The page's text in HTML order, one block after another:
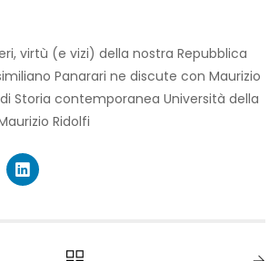
virtù (e vizi) della nostra Repubblica
Panarari ne discute con Maurizio
Storia contemporanea Università della
Ridolfi